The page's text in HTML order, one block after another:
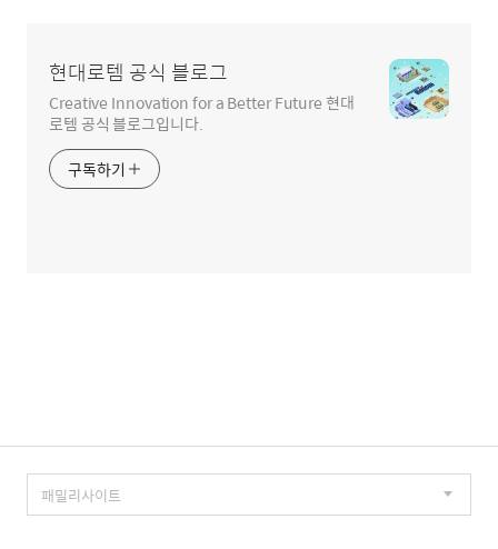
현대로템 공식 블로그
Creative Innovation for a Better Future 현대
로템 공식 블로그입니다.
구독하기